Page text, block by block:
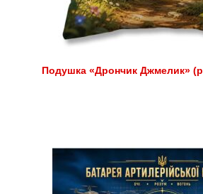
Подушка «Дрончик Джмелик»